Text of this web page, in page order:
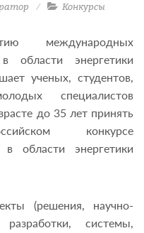
Конкурсы
международных
области энергетики
ученых, студентов,
специалистов
до 35 лет принять
конкурсе
в области энергетики
(решения, научно-
разработки, системы,